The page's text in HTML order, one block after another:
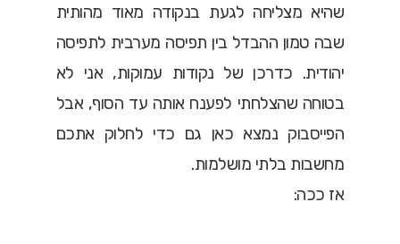
שהיא מצליחה לגעת בנקודה מאוד מהותית
שבה טמון ההבדל בין תפיסה מערבית לתפיסה
יהודית. כדרכן של נקודות עמוקות, אני לא
בטוחה שהצלחתי לפענח אותה עד הסוף, אבל
הפייסבוק נמצא כאן גם כדי לחלוק אתכם
מחשבות בלתי מושלמות.
אז ככה: